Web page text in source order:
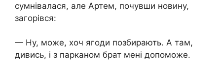
сумнівалася, але Артем, почувши новину,
загорівся:
— Ну, може, хоч ягоди позбирають. А там,
дивись, і з парканом брат мені допоможе.